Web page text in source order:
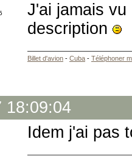
J'ai jamais
description
Billet d'avion - Cuba - Téléphoner
18:09:04
Idem j'ai pas